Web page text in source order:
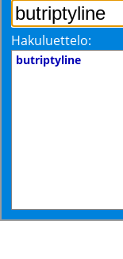
Hakuluettelo:
butriptyline